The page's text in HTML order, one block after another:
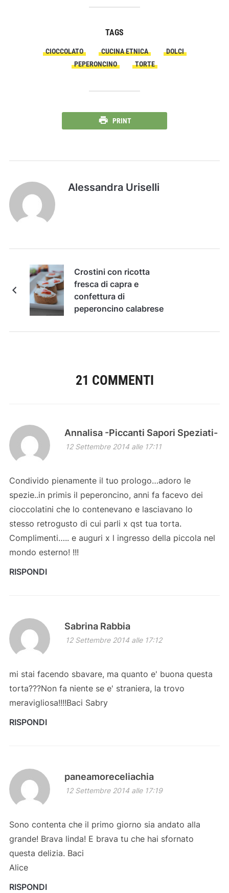
TAGS
CIOCCOLATO CUCINA ETNICA
DOLCI
PEPERONCINO
TORTE
PRINT
Alessandra Uriselli
Crostini con ricotta
fresca di capra e
confettura di
peperoncino calabrese
21 COMMENTI
Annalisa -Piccanti Sapori Speziati-
12 Settembre 2014 alle 17:11
Condivido pienamente il tuo prologo…adoro le
spezie..in primis il peperoncino, anni fa facevo dei
cioccolatini che lo contenevano e lasciavano lo
stesso retrogusto di cui parli x qst tua torta.
Complimenti….. e auguri x l ingresso della piccola nel
mondo esterno! !!!
RISPONDI
Sabrina Rabbia
12 Settembre 2014 alle 17:12
mi stai facendo sbavare, ma quanto e' buona questa
torta???Non fa niente se e' straniera, la trovo
meravigliosa!!!!Baci Sabry
RISPONDI
paneamoreceliachia
12 Settembre 2014 alle 17:19
Sono contenta che il primo giorno sia andato alla
grande! Brava linda! E brava tu che hai sfornato
questa delizia. Baci
Alice
RISPONDI